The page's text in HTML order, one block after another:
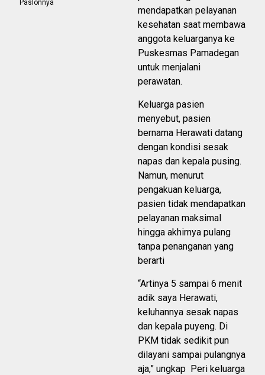
mendapatkan pelayanan
kesehatan saat membawa
anggota keluarganya ke
Puskesmas Pamadegan
untuk menjalani
perawatan.
Keluarga pasien
menyebut, pasien
bernama Herawati datang
dengan kondisi sesak
napas dan kepala pusing.
Namun, menurut
pengakuan keluarga,
pasien tidak mendapatkan
pelayanan maksimal
hingga akhirnya pulang
tanpa penanganan yang
berarti
“Artinya 5 sampai 6 menit
adik saya Herawati,
keluhannya sesak napas
dan kepala puyeng. Di
PKM tidak sedikit pun
dilayani sampai pulangnya
aja,” ungkap Peri keluarga
Paslonnya